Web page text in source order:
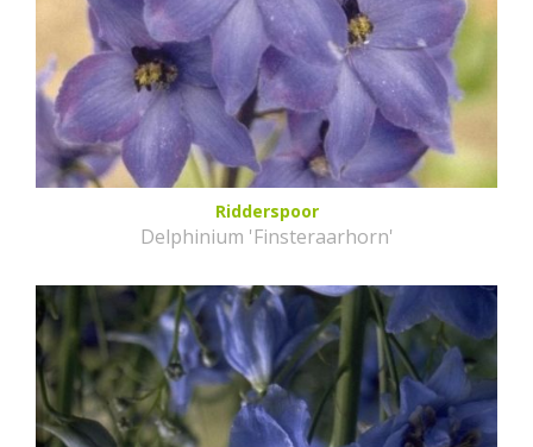
Ridderspoor
Delphinium 'Finsteraarhorn'